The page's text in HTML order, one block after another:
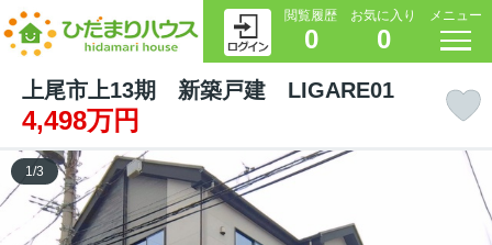
閲覧履歴
0
お気に入り
0
メニュー
上尾市上13期 新築戸建 LIGARE01
4,498万円
1/3